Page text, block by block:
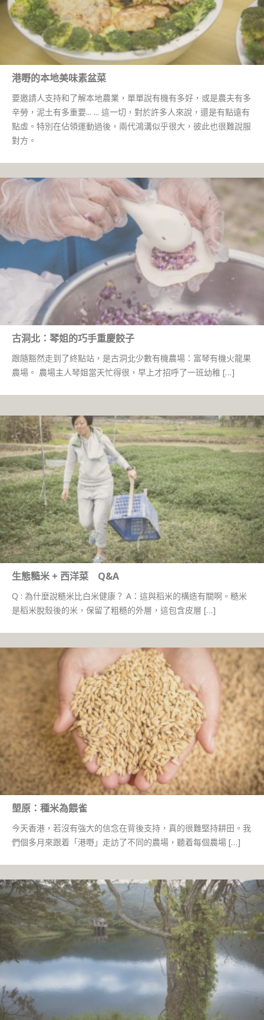
港嘢的本地美味素盆菜
要邀請人支持和了解本地農業，單單說有機有多好，或是農夫有多
辛勞，泥土有多重要... ... 這一切，對於許多人來說，還是有點遠有
點虛。特別在佔領運動過後，兩代鴻溝似乎很大，彼此也很難說服
對方。
古洞北：琴姐的巧手重慶餃子
跟隨豁然走到了終點站，是古洞北少數有機農場：富琴有機火龍果
農場。 農場主人琴姐當天忙得很，早上才招呼了一班幼稚 […]
生態糙米 + 西洋菜 Q&A
Q : 為什麼說糙米比白米健康？ A：這與稻米的構造有關啊。糙米
是稻米脫殼後的米，保留了粗糙的外層，這包含皮層 […]
塱原：種米為餵雀
今天香港，若沒有強大的信念在背後支持，真的很難堅持耕田。我
們個多月來跟着「港嘢」走訪了不同的農場，聽着每個農場 […]